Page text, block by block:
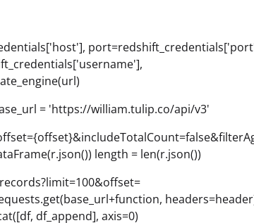
= 'https://william.tulip.co/api/v3'
length = len(r.json())
df_append], axis=0)